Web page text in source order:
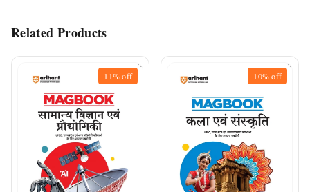
Related Products
11%off 10%off